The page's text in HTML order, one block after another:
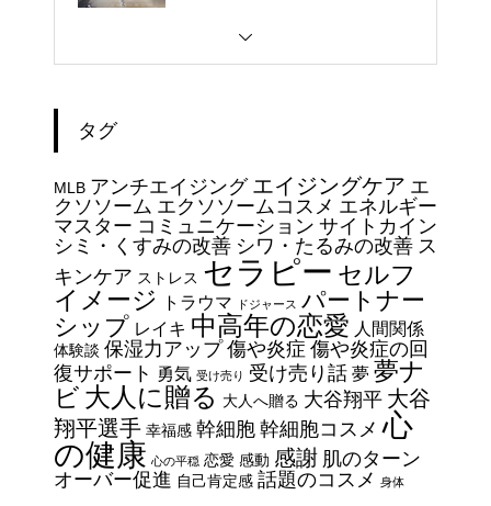
に疲れたときの対処法５選
｜ 心がラクになる考え方
エイジングケアで最近気になっ
ているスキンケア製品・・・幹
細胞コスメ vs エクソソーム
コスメ②
エイジングケアで最近気になっ
ているスキンケア製品・・・幹
細胞コスメ vs エクソソーム
コスメ ①
エイジングケアで最近気になっ
タグ
MLB アンチエイジング エイジングケア エ
クソソーム エクソソームコスメ エネルギー
マスター コミュニケーション サイトカイン
シミ・くすみの改善 シワ・たるみの改善 ス
キンケア ストレス セラピー セルフ
イメージ
トラウマ ドジャース パートナー
シップ レイキ 中高年の恋愛 人間関係
体験談 保湿力アップ傷や炎症 傷や炎症の回
復サポート 勇気 受け売り 受け売り話 夢 夢ナ
ビ 大人に贈る 大人へ贈る 大谷翔平 大谷
翔平選手 幸福感 幹細胞幹細胞コスメ 心
の健康 心の平穏 恋愛 感動 感謝 肌のターン
オーバー促進 自己肯定感 話題のコスメ 身体